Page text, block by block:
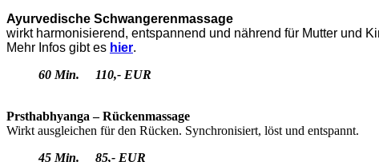
Ayurvedische Schwangerenmassage
wirkt harmonisierend, entspannend und nährend für Mutter und
Mehr Infos gibt es hier.
60 Min. 110,- EUR
Prsthabhyanga – Rückenmassage
Wirkt ausgleichen für den Rücken. Synchronisiert, löst und entspannt.
45 Min. 85,- EUR